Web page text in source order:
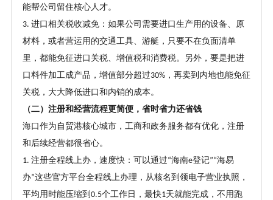
能帮公司留住核心人才。
3. 进口相关税收减免：如果公司需要进口生产用的设备、原
材料，或者营运用的交通工具、游艇，只要不在负面清单
里，都能免征进口关税、增值税和消费税。另外，要是把进
口料件加工成产品，增值部分超过30%，再卖到内地也能免征
关税，大大降低进口和内销的成本。
（二）注册和经营流程更简便，省时省力还省钱
海口作为自贸港核心城市，工商和政务服务都有优化，注册
和后续经营都很省心。
1. 注册全程线上办，速度快：可以通过“海南e登记”“海易
办”这些官方平台全程线上办理，从核名到领电子营业执照，
平均用时能压缩到 0.5个工作日，最快1天就能完成，不用跑